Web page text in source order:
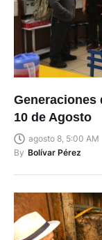
Generaciones
10 de Agosto
agosto 8, 5:00 AM
By Bolívar Pérez